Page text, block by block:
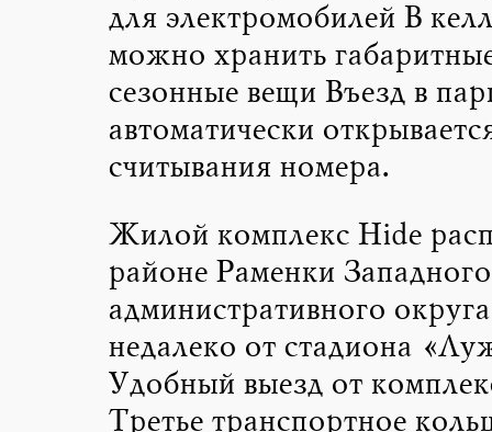
для электромобилей В
можно хранить
сезонные вещи Въезд в
автоматически
считывания номера.
Жилой комплекс Hide
районе Раменки Западного
административного
недалеко от стадиона
Удобный выезд от
Третье транспортное